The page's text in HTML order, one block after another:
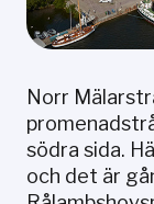
Norr
södra sida.
och det är